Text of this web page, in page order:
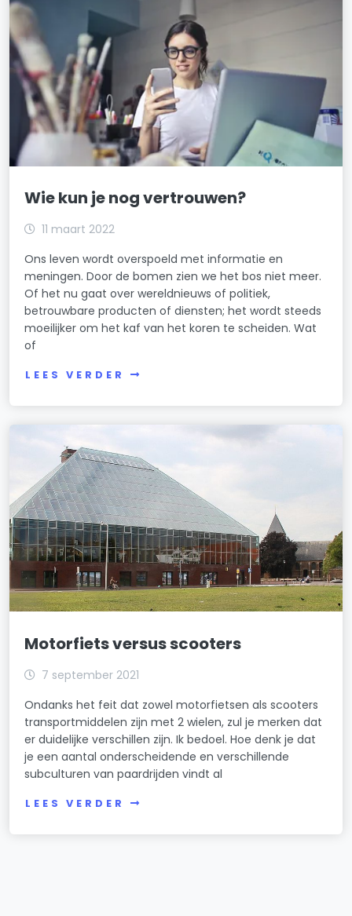
Wie kun je nog vertrouwen?
11 maart 2022
Ons leven wordt overspoeld met informatie en
meningen. Door de bomen zien we het bos niet meer.
Of het nu gaat over wereldnieuws of politiek,
betrouwbare producten of diensten; het wordt steeds
moeilijker om het kaf van het koren te scheiden. Wat
of
LEES VERDER
Motorfiets versus scooters
7 september 2021
Ondanks het feit dat zowel motorfietsen als scooters
transportmiddelen zijn met 2 wielen, zul je merken dat
er duidelijke verschillen zijn. Ik bedoel. Hoe denk je dat
je een aantal onderscheidende en verschillende
subculturen van paardrijden vindt al
LEES VERDER